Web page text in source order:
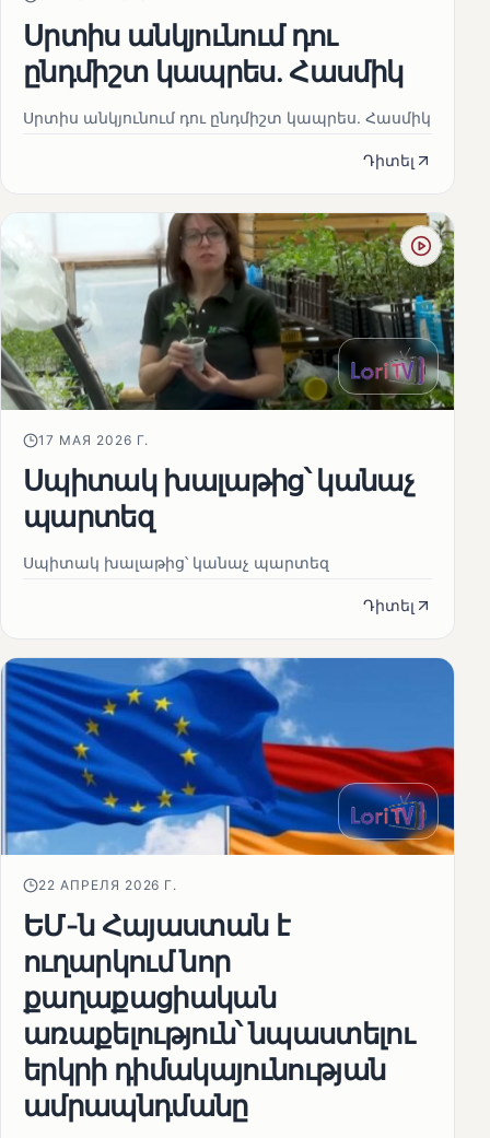
Սրտիս անկյունում դու
ընդմիշտ կապրես. Հասմիկ
Սրտիս անկյունում դու ընդմիշտ կապրես. Հասմիկ
Դիտել
17 МАЯ 2026 Г.
Սպիտակ խալաթից՝ կանաչ
պարտեզ
Սպիտակ խալաթից՝ կանաչ պարտեզ
Դիտել
22 АПРЕЛЯ 2026 Г.
ԵՄ-ն Հայաստան է
ուղարկում նոր
քաղաքացիական
առաքելություն՝ նպաստելու
երկրի դիմակայունության
ամրապնդմանը